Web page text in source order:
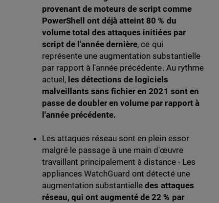
provenant de moteurs de script comme
PowerShell ont déjà atteint 80 % du
volume total des attaques initiées par
script de l'année dernière, ce qui
représente une augmentation substantielle
par rapport à l'année précédente. Au rythme
actuel, les détections de logiciels
malveillants sans fichier en 2021 sont en
passe de doubler en volume par rapport à
l'année précédente.
Les attaques réseau sont en plein essor
malgré le passage à une main d'œuvre
travaillant principalement à distance - Les
appliances WatchGuard ont détecté une
augmentation substantielledes attaques
réseau, qui ont augmenté de 22 % par